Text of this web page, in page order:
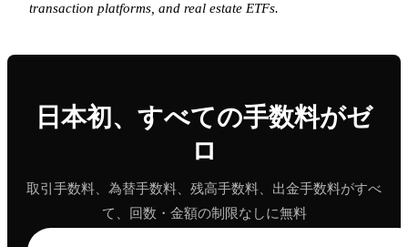
transaction platforms, and real estate ETFs.
日本初、すべての手数料がゼ
ロ
取引手数料、為替手数料、残高手数料、出金手数料がすべ
て、回数・金額の制限なしに無料